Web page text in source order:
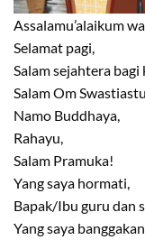
Assalamu’alaikum
Selamat pagi,
Salam sejahtera bagi
Salam Om Swastiastu,
Namo Buddhaya,
Rahayu,
Salam Pramuka!
Yang saya hormati,
Bapak/Ibu guru dan
Yang saya